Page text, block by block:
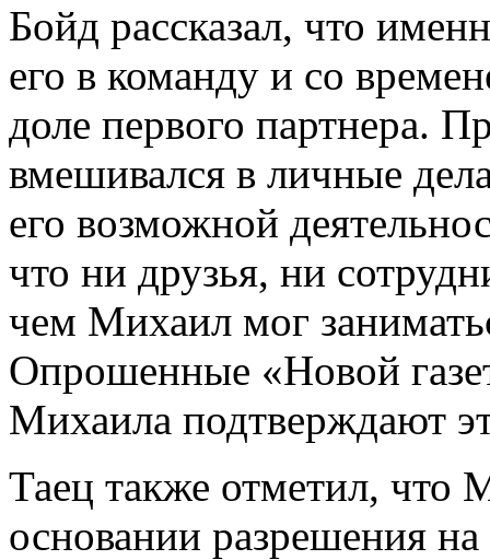
Бойд рассказал, что
его в команду и со
доле первого партнера.
вмешивался в личные
его возможной
что ни друзья, ни
чем Михаил мог
Опрошенные «Новой
Михаила подтверждают
Таец также отметил, что
основании разрешения